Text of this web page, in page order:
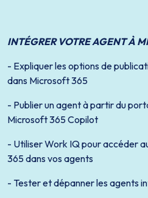
INTÉGRER VOTRE AGENT À
- Expliquer les options de
dans Microsoft 365
- Publier un agent à partir du
Microsoft 365 Copilot
- Utiliser Work IQ pour accéder
365 dans vos agents
- Tester et dépanner les agents